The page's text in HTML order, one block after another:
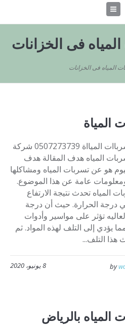
فى الخزانات
المياه فى الخزانات
المياة
كشف تسرباات الميااة 0507273739 شركة
المياه هدف المقالة هدف
هو عن تسربات المياه ومشاكلها
عامة عن هذا الموضوع.
المياه تحدث نتيجة الارتفاع
درجة الحرارة. حيث أن درجة
تؤثر على مواسير وأدوات
يؤدي إلى التلف لهذه المواد. ثم
هذا التلف...
8 يونيو، 2020 by
المياه بالرياض